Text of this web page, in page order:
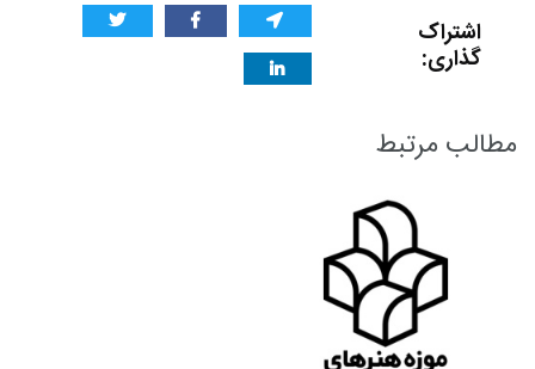
اشتراک
گذاری:
مطالب مرتبط